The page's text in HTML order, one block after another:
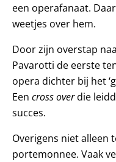
een operafanaat.
weetjes over hem.
Door zijn overstap
Pavarotti de eerste
opera dichter bij het
Een cross overdie
succes.
Overigens niet alleen
portemonnee. Vaak